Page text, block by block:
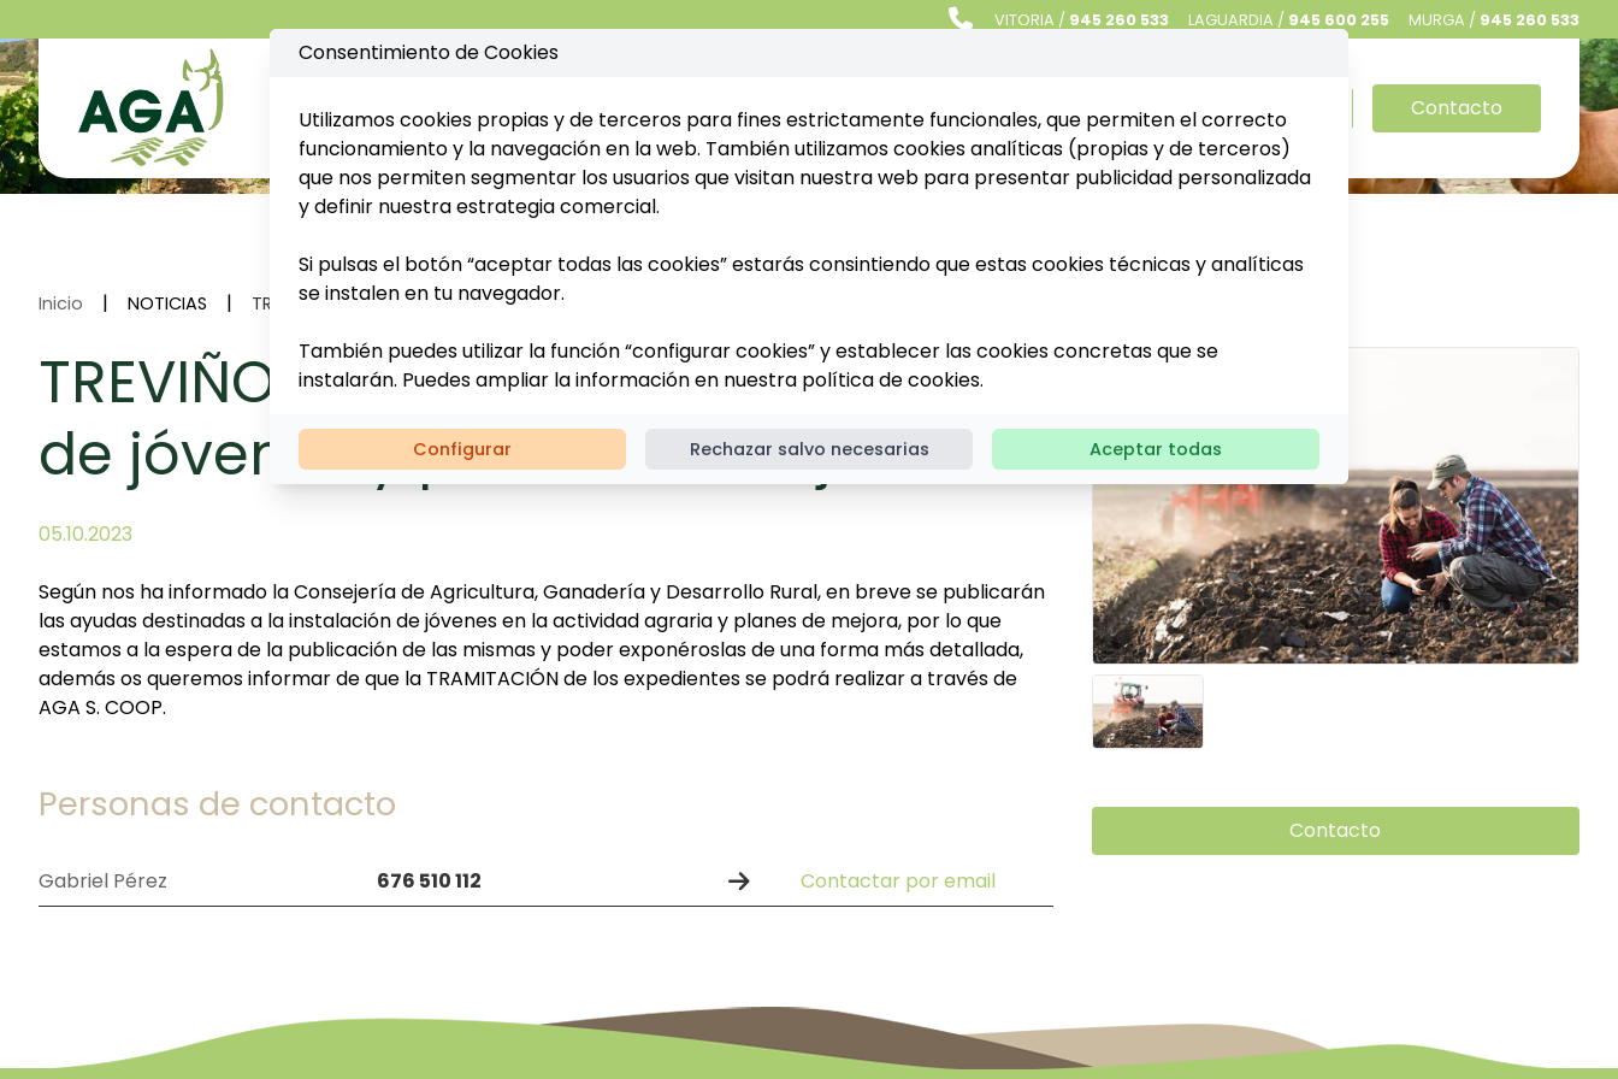
VITORIA / 945 260 533 LAGUARDIA / 945 600 255 MURGA / 945 260 533
AGA Clientes Servicios Noticias Boletines Oficiales Colaboraciones Contacto
Inicio | NOTICIAS | TREVIÑO: AYUDAS A LA INSTALACIÓN DE JÓVENES Y PLANES DE MEJORA
TREVIÑO: Ayudas a la instalación
de jóvenes y planes de mejora
05.10.2023
Según nos ha informado la Consejería de Agricultura, Ganadería y Desarrollo Rural, en breve se publicarán
las ayudas destinadas a la instalación de jóvenes en la actividad agraria y planes de mejora, por lo que
estamos a la espera de la publicación de las mismas y poder exponéroslas de una forma más detallada,
además os queremos informar de que la TRAMITACIÓN de los expedientes se podrá realizar a través de
AGA S. COOP.
Personas de contacto
Gabriel Pérez 676 510 112 Contactar por email
Contacto
Consentimiento de Cookies
Utilizamos cookies propias y de terceros para fines estrictamente funcionales, que permiten el correcto
funcionamiento y la navegación en la web. También utilizamos cookies analíticas (propias y de terceros)
que nos permiten segmentar los usuarios que visitan nuestra web para presentar publicidad personalizada
y definir nuestra estrategia comercial.
Si pulsas el botón “aceptar todas las cookies” estarás consintiendo que estas cookies técnicas y analíticas
se instalen en tu navegador.
También puedes utilizar la función “configurar cookies” y establecer las cookies concretas que se
instalarán. Puedes ampliar la información en nuestra política de cookies.
Configurar Rechazar salvo necesarias Aceptar todas